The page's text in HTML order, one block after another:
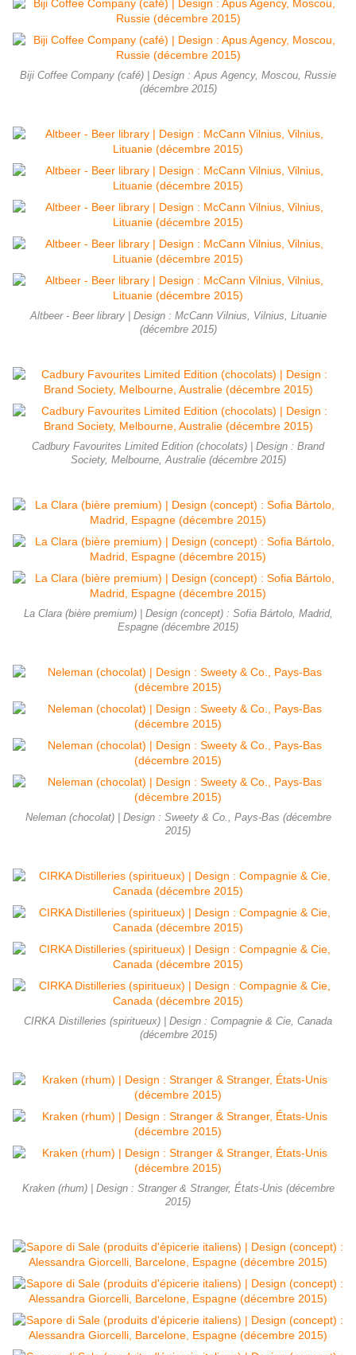
Biji Coffee Company (café) | Design : Apus Agency, Moscou, Russie
(décembre 2015)
Altbeer - Beer library | Design : McCann Vilnius, Vilnius, Lituanie
(décembre 2015)
Cadbury Favourites Limited Edition (chocolats) | Design : Brand
Society, Melbourne, Australie (décembre 2015)
La Clara (bière premium) | Design (concept) : Sofia Bártolo, Madrid,
Espagne (décembre 2015)
Neleman (chocolat) | Design : Sweety & Co., Pays-Bas (décembre
2015)
CIRKA Distilleries (spiritueux) | Design : Compagnie & Cie, Canada
(décembre 2015)
Kraken (rhum) | Design : Stranger & Stranger, États-Unis (décembre
2015)